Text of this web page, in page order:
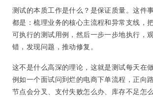
测试的本质工作是什么？是保证质量。这件
都是：梳理业务的核心主流程和异常支线，
可执行的测试用例，然后一步一步地执行，
错，发现问题，推动修复。
这不是什么高深的理论，这就是测试每天在做
例如一个面试问到烂的电商下单流程，正向
节点会分叉、支付失败怎么办、库存不足怎